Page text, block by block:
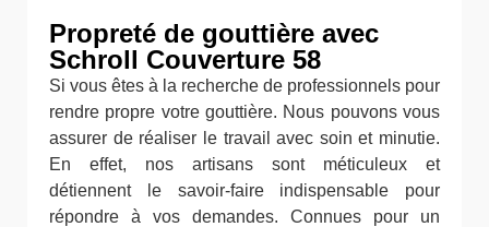
Propreté de gouttière avec
Schroll Couverture 58
Si vous êtes à la recherche de professionnels pour
rendre propre votre gouttière. Nous pouvons vous
assurer de réaliser le travail avec soin et minutie.
En effet, nos artisans sont méticuleux et
détiennent le savoir-faire indispensable pour
répondre à vos demandes. Connues pour un